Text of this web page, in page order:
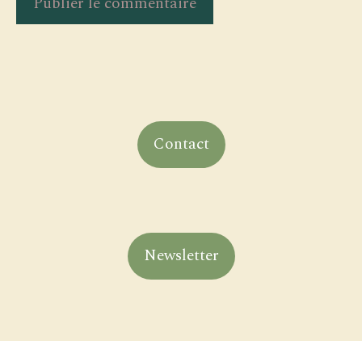
Contact
Newsletter